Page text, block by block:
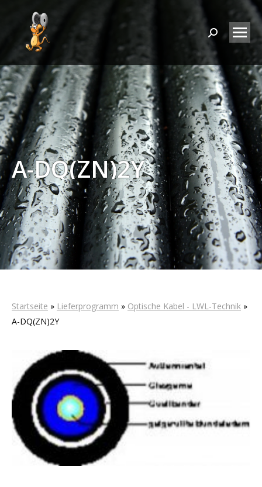
Search:
A-DQ(ZN)2Y
Startseite » Lieferprogramm » Optische Kabel - LWL-Technik »
A-DQ(ZN)2Y